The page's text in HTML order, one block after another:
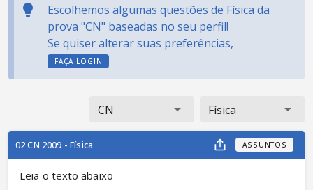
Escolhemos algumas questões de Física da
prova "CN" baseadas no seu perfil!
Se quiser alterar suas preferências,
FAÇA LOGIN
CN Física
02 CN 2009 - Física ASSUNTOS
Leia o texto abaixo